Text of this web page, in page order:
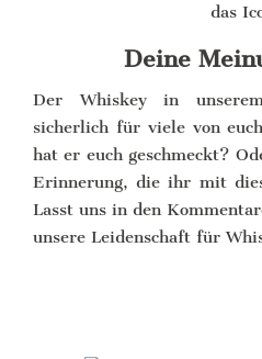
das
Deine
Der Whiskey in
sicherlich für viele von
hat er euch geschmeckt?
Erinnerung, die ihr mit
Lasst uns in den
unsere Leidenschaft für